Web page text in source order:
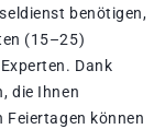
benötigen,
(15–25)
Dank
die Ihnen
können